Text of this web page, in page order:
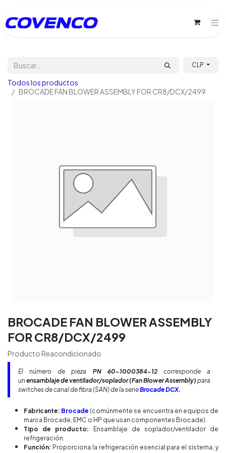
CLP
Todos los productos
BROCADE FAN BLOWER ASSEMBLY FOR CR8/DCX/2499
BROCADE FAN BLOWER ASSEMBLY
FOR CR8/DCX/2499
Producto Reacondicionado
El número de pieza PN 60-1000384-12corresponde a
unensamblaje de ventilador/soplador (Fan Blower Assembly) para
switches de canal de fibra (SAN) de la serieBrocade DCX.
Fabricante: Brocade (comúnmente se encuentra en equipos de
marca Brocade, EMC o HP que usan componentes Brocade).
Tipo de producto: Ensamblaje de soplador/ventilador de
refrigeración.
Función: Proporciona la refrigeración esencial para el sistema, y